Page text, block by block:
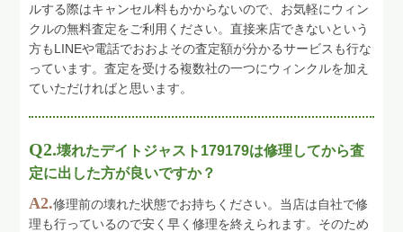
ルする際はキャンセル料もかからないので、お気軽にウィン
クルの無料査定をご利用ください。直接来店できないという
方もLINEや電話でおおよその査定額が分かるサービスも行な
っています。査定を受ける複数社の一つにウィンクルを加え
ていただければと思います。
Q2.壊れたデイトジャスト179179は修理してから査
定に出した方が良いですか？
A2.修理前の壊れた状態でお持ちください。当店は自社で修
理も行っているので安く早く修理を終えられます。そのため